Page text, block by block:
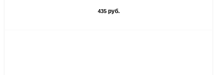
435руб.